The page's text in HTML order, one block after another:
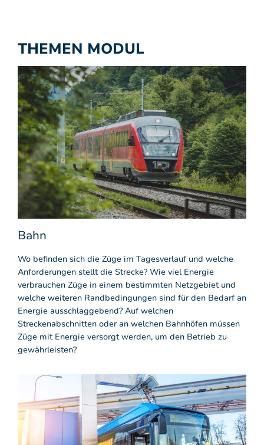
THEMEN MODUL
Bahn
Wo befinden sich die Züge im Tagesverlauf und welche
Anforderungen stellt die Strecke? Wie viel Energie
verbrauchen Züge in einem bestimmten Netzgebiet und
welche weiteren Randbedingungen sind für den Bedarf an
Energie ausschlaggebend? Auf welchen
Streckenabschnitten oder an welchen Bahnhöfen müssen
Züge mit Energie versorgt werden, um den Betrieb zu
gewährleisten?